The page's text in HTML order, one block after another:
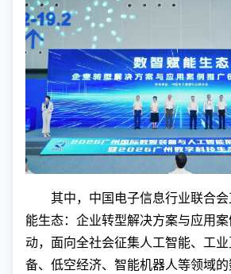
其中，中国电子信息行业联合
能生态：企业转型解决方案与应用
动，面向全社会征集人工智能、工
备、低空经济、智能机器人等领域